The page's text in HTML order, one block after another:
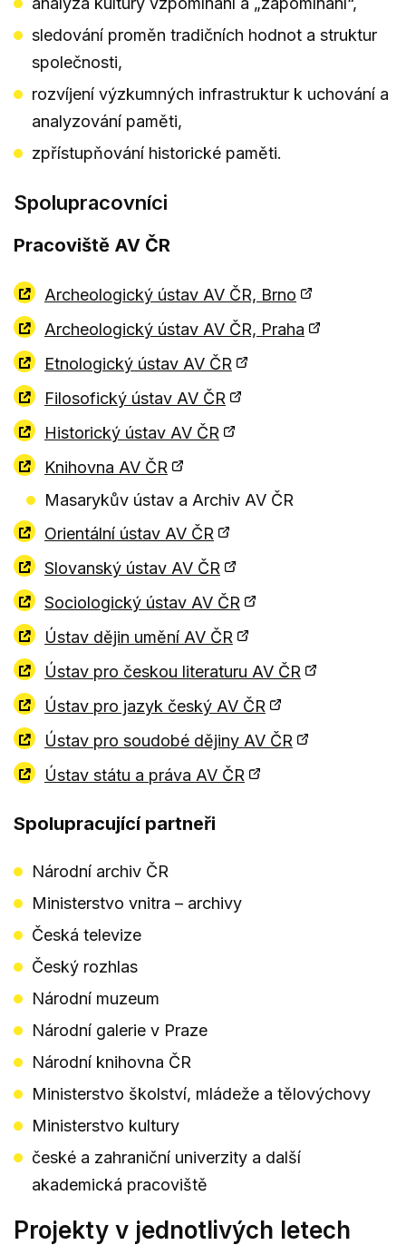
sledování proměn tradičních hodnot a struktur
společnosti,
rozvíjení výzkumných infrastruktur k uchování a
analyzování paměti,
zpřístupňování historické paměti.
Spolupracovníci
Pracoviště AV ČR
Archeologický ústav AV ČR, Brno
Archeologický ústav AV ČR, Praha
Etnologický ústav AV ČR
Filosofický ústav AV ČR
Historický ústav AV ČR
Knihovna AV ČR
Masarykův ústav a Archiv AV ČR
Orientální ústav AV ČR
Slovanský ústav AV ČR
Sociologický ústav AV ČR
Ústav dějin umění AV ČR
Ústav pro českou literaturu AV ČR
Ústav pro jazyk český AV ČR
Ústav pro soudobé dějiny AV ČR
Ústav státu a práva AV ČR
Spolupracující partneři
Národní archiv ČR
Ministerstvo vnitra – archivy
Česká televize
Český rozhlas
Národní muzeum
Národní galerie v Praze
Národní knihovna ČR
Ministerstvo školství, mládeže a tělovýchovy
Ministerstvo kultury
české a zahraniční univerzity a další
akademická pracoviště
Projekty v jednotlivých letech